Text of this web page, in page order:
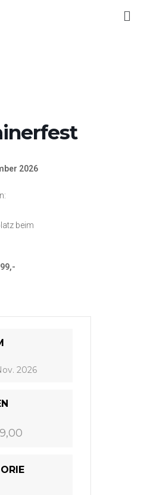
2026
beim
2026